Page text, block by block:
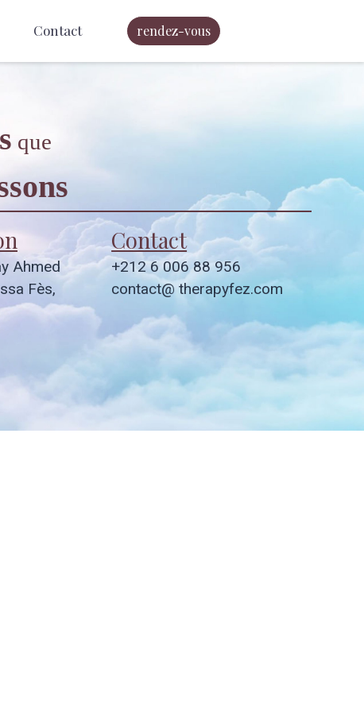
Contact rendez-vous
que
Ahmed
Fès,
Contact
+212 6 006 88 956
contact@ therapyfez.com